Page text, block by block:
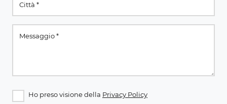
Ho preso visione della Privacy Policy